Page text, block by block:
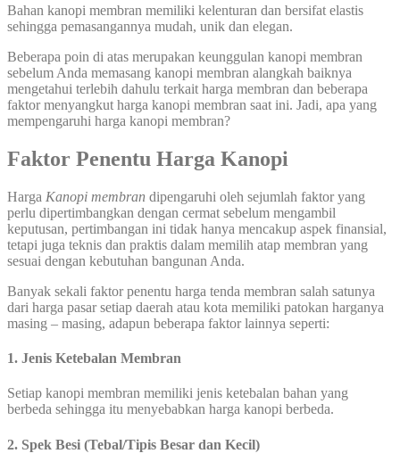
Bahan kanopi membran memiliki kelenturan dan bersifat elastis
sehingga pemasangannya mudah, unik dan elegan.
Beberapa poin di atas merupakan keunggulan kanopi membran
sebelum Anda memasang kanopi membran alangkah baiknya
mengetahui terlebih dahulu terkait harga membran dan beberapa
faktor menyangkut harga kanopi membran saat ini. Jadi, apa yang
mempengaruhi harga kanopi membran?
Faktor Penentu Harga Kanopi
Harga Kanopi membran dipengaruhi oleh sejumlah faktor yang
perlu dipertimbangkan dengan cermat sebelum mengambil
keputusan, pertimbangan ini tidak hanya mencakup aspek finansial,
tetapi juga teknis dan praktis dalam memilih atap membran yang
sesuai dengan kebutuhan bangunan Anda.
Banyak sekali faktor penentu harga tenda membran salah satunya
dari harga pasar setiap daerah atau kota memiliki patokan harganya
masing – masing, adapun beberapa faktor lainnya seperti:
1. Jenis Ketebalan Membran
Setiap kanopi membran memiliki jenis ketebalan bahan yang
berbeda sehingga itu menyebabkan harga kanopi berbeda.
2. Spek Besi (Tebal/Tipis Besar dan Kecil)